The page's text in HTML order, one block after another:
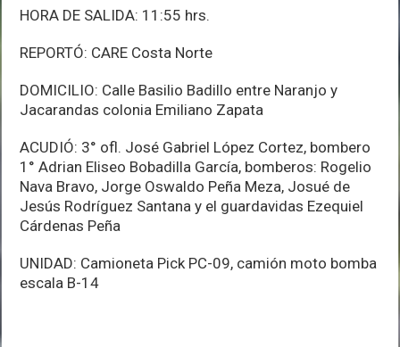
HORA DE SALIDA: 11:55 hrs.
REPORTÓ: CARE Costa Norte
DOMICILIO: Calle Basilio Badillo entre Naranjo y
Jacarandas colonia Emiliano Zapata
ACUDIÓ: 3° ofl. José Gabriel López Cortez, bombero
1° Adrian Eliseo Bobadilla García, bomberos: Rogelio
Nava Bravo, Jorge Oswaldo Peña Meza, Josué de
Jesús Rodríguez Santana y el guardavidas Ezequiel
Cárdenas Peña
UNIDAD: Camioneta Pick PC-09, camión moto bomba
escala B-14